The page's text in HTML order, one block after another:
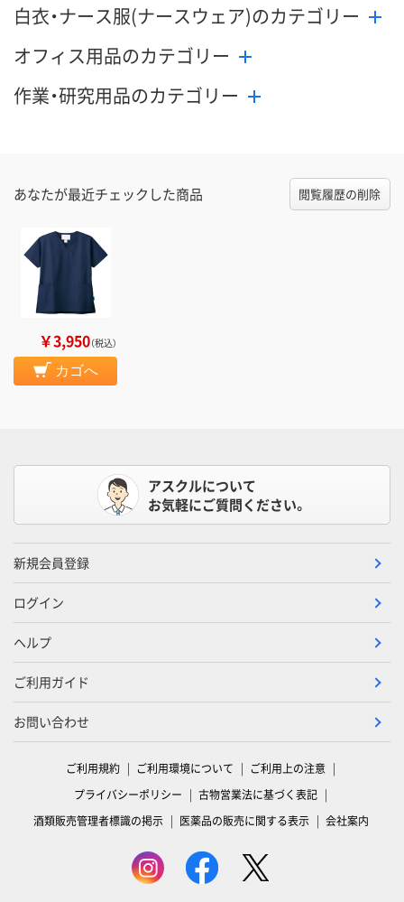
白衣・ナース服(ナースウェア)のカテゴリー
オフィス用品のカテゴリー
作業・研究用品のカテゴリー
あなたが最近チェックした商品 閲覧履歴の削除
￥3,950（税込）
カゴへ
アスクルについて
お気軽にご質問ください。
新規会員登録
ログイン
ヘルプ
ご利用ガイド
お問い合わせ
ご利用規約 ご利用環境について
ご利用上の注意
プライバシーポリシー
古物営業法に基づく表記
酒類販売管理者標識の掲示
医薬品の販売に関する表示 会社案内